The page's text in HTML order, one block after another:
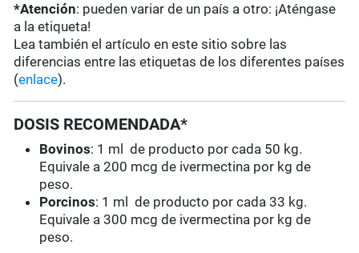
*Atención: pueden variar de un país a otro: ¡Aténgase
a la etiqueta!
Lea también el artículo en este sitio sobre las
diferencias entre las etiquetas de los diferentes países
(enlace).
DOSIS RECOMENDADA*
Bovinos: 1 ml de producto por cada 50 kg.
Equivale a 200 mcg de ivermectina por kg de
peso.
Porcinos: 1 ml de producto por cada 33 kg.
Equivale a 300 mcg de ivermectina por kg de
peso.